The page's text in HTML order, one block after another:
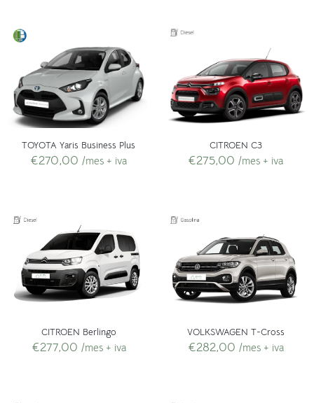
TOYOTA Yaris Business Plus
€270,00 /mes + iva
CITROEN C3
€275,00 /mes + iva
CITROEN Berlingo
€277,00 /mes + iva
VOLKSWAGEN T-Cross
€282,00 /mes + iva